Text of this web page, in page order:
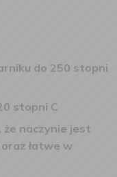
do 250 stopni
stopni C
że naczynie jest
łatwe w